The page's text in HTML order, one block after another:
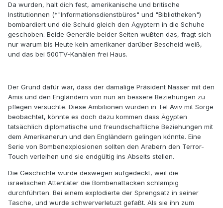
Da wurden, halt dich fest, amerikanische und britische
Institutionnen (*"Informationsdienstbüros" und "Bibliotheken")
bombardiert und die Schuld gleich den Ägyptern in die Schuhe
geschoben. Beide Generäle beider Seiten wußten das, fragt sich
nur warum bis Heute kein amerikaner darüber Bescheid weiß,
und das bei 500TV-Kanälen frei Haus.
Der Grund dafür war, dass der damalige Präsident Nasser mit den
Amis und den Engländern von nun an bessere Beziehungen zu
pflegen versuchte. Diese Ambitionen wurden in Tel Aviv mit Sorge
beobachtet, könnte es doch dazu kommen dass Ägypten
tatsächlich diplomatische und freundschaftliche Beziehungen mit
dem Amerikanerun und den Engländern gelingen könnte. Eine
Serie von Bombenexplosionen sollten den Arabern den Terror-
Touch verleihen und sie endgültig ins Abseits stellen.
Die Geschichte wurde deswegen aufgedeckt, weil die
israelischen Attentäter die Bombenattacken schlampig
durchführten. Bei einem explodierte der Sprengsatz in seiner
Tasche, und wurde schwerverletuzt gefaßt. Als sie ihn zum